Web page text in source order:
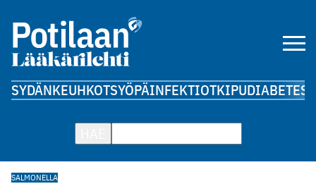
SYDÄNKEUHKOTSYÖPÄINFEKTIOTKIPUDIABETES
SALMONELLA